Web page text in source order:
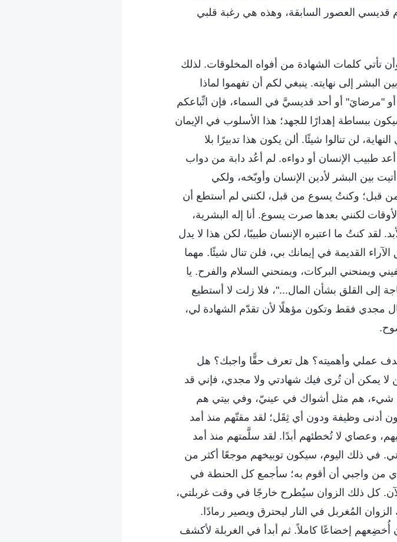
قديسي العصور السابقة، وهذه هي رغبة قلبي
كلمات الشهادة من أفواه المخلوقات. لذلك
البشر إلى نهايته. ينبغي لكم أن تفهموا لماذا
أو "مرضايَ" أو أحد قديسيَّ في السماء، فإن اتِّباعكم
ببساطة إهدارًا للجهد؛ هذا الأسلوب في الإيمان
لن تنالوا شيئًا. ألن يكون هذا تدبيرًا بلا
طبيب الإنسان أو دواءه. لم أعُد دابة من دواب
بين البشر لأدين الإنسان وأوبّخه، ولكي
قبل؛ وكنتُ يسوع من قبل، لكنني لم أستطع أن
لكنني بعدها صرت يسوع. أنا إله البشرية،
لقد كنتُ ما اعتبره الإنسان طبيبًا، لكن هذا لا يدل
القديمة في إيمانك بي، فلن تنال شيئًا. مهما
ويمنحني البركات، ويمنحني السلام والفرح. يا
إلى القلق بشأن المال..."، فلا زلت لا أستطيع
مجدي فقط وتكون مؤهلًا لأن تقدّم الشهادة لي،
عملي وأهميته؟ هل تعرف حقًّا واجبك؟ هل
يمكن أن تُرى فيك شهادتي ولا مجدي، فإني قد
شيء، هم مثل أشواك في عينيّ، وفي بيتي هم
أدنى وظيفة ودون أي ثِقَل؛ لقد مقتّهم منذ أمد
وعصاي لا تُخطئهم أبدًا. لقد سلَّمتهم منذ أمد
في ذلك اليوم، سيكون توبيخهم موجعًا أكثر من
الذي من واجبي أن أقوم به؛ سأجمع كل الحنطة في
كل ذلك الزوان سيُطرح خارجًا في وقت غربلتي،
المُغربل في النار ليحترق ويصير رمادًا.
إخضاعًا كاملاً. ثم أبدأ في الغربلة لأكشف